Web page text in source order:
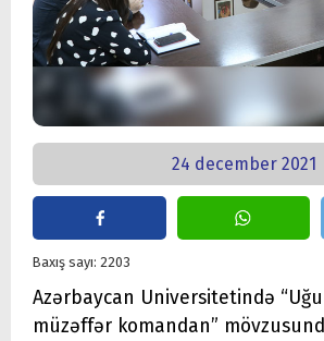
24 december 2021
Baxış sayı: 2203
Azərbaycan Universitetində
müzəffər komandan”